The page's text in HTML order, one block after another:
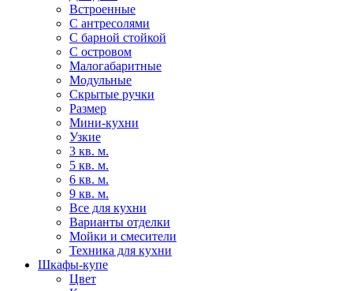
Встроенные
С антресолями
С барной стойкой
С островом
Малогабаритные
Модульные
Скрытые ручки
Размер
Мини-кухни
Узкие
3 кв. м.
5 кв. м.
6 кв. м.
9 кв. м.
Все для кухни
Варианты отделки
Мойки и смесители
Техника для кухни
Шкафы-купе
Цвет